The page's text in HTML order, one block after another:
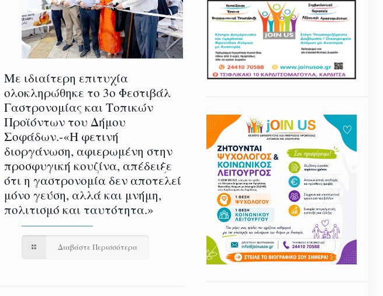
Με ιδιαίτερη επιτυχία
ολοκληρώθηκε το 3ο Φεστιβάλ
Γαστρονομίας και Τοπικών
Προϊόντων του Δήμου
Σοφάδων.-«Η φετινή
διοργάνωση, αφιερωμένη στην
προσφυγική κουζίνα, απέδειξε
ότι η γαστρονομία δεν αποτελεί
μόνο γεύση, αλλά και μνήμη,
πολιτισμό και ταυτότητα.»
Διαβάστε Περισσότερα